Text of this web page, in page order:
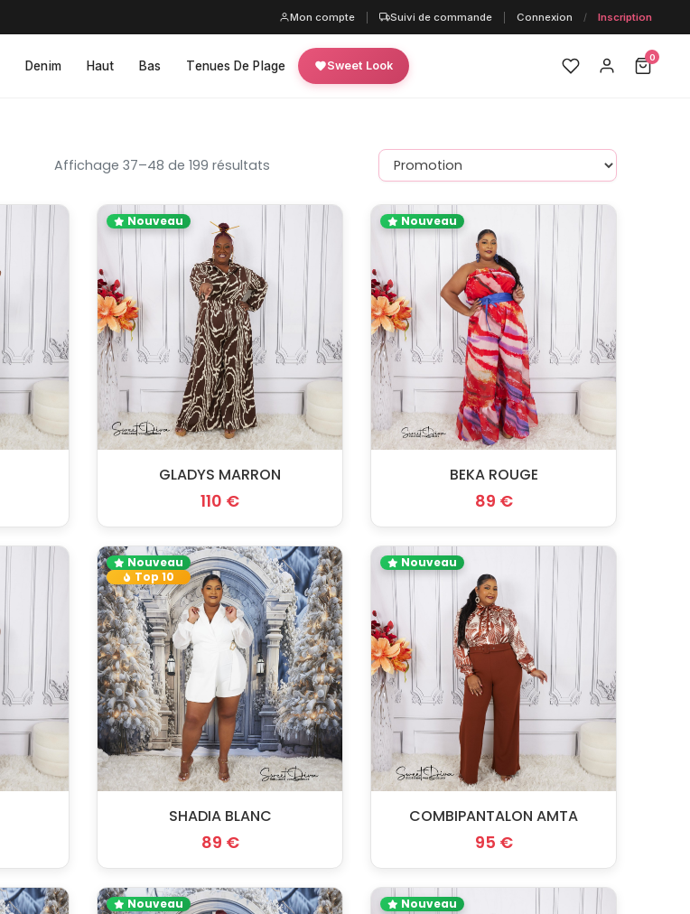
Mon compte Suivi de commande Connexion / Inscription
Denim Haut Bas Tenues De Plage Sweet Look
0
Affichage 37–48 de 199 résultats
Nouveau
GLADYS MARRON
110 €
Nouveau
BEKA ROUGE
89 €
Nouveau
Top 10
SHADIA BLANC
89 €
Nouveau
COMBIPANTALON AMTA
95 €
Nouveau Nouveau